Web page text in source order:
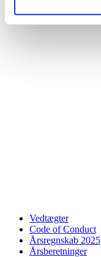
Vedtægter
Code of Conduct
Årsregnskab 2025
Årsberetninger